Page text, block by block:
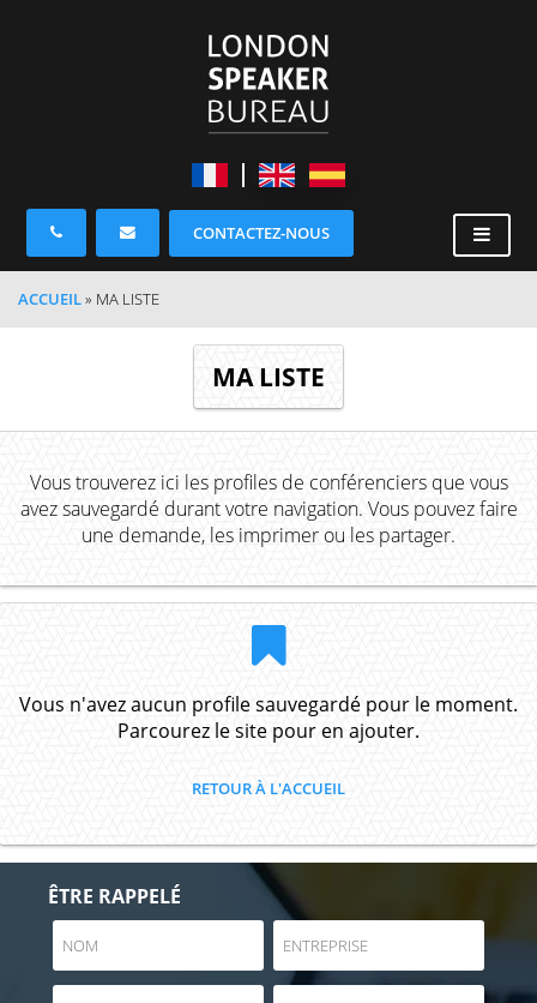
CONTACTEZ-NOUS
ACCUEIL» MA LISTE
MA LISTE
Vous trouverez ici les profiles de conférenciers que vous
avez sauvegardé durant votre navigation. Vous pouvez faire
une demande, les imprimer ou les partager.
Vous n'avez aucun profile sauvegardé pour le moment.
Parcourez le site pour en ajouter.
RETOUR À L'ACCUEIL
ÊTRE RAPPELÉ